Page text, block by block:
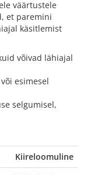
väärtustele
et paremini
käsitlemist
võivad lähiajal
esimesel
selgumisel,
Kiireloomuline